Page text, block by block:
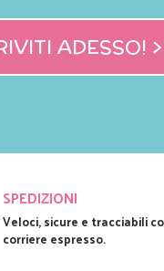
ADESSO! >
SPEDIZIONI
Veloci, sicure e tracciabili
corriere espresso.